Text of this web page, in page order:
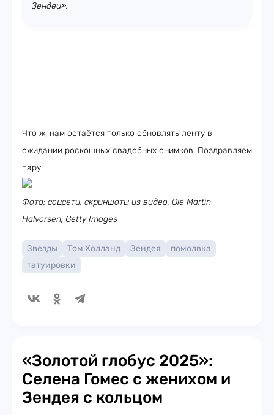
Зендеи».
Что ж, нам остаётся только обновлять ленту в
ожидании роскошных свадебных снимков. Поздравляем
пару!
Фото: соцсети, скриншоты из видео, Ole Martin
Halvorsen, Getty Images
Звезды Том Холланд Зендея
помолвка
татуировки
«Золотой глобус 2025»:
Селена Гомес с женихом и
Зендея с кольцом